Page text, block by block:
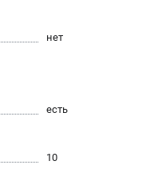
нет
есть
10